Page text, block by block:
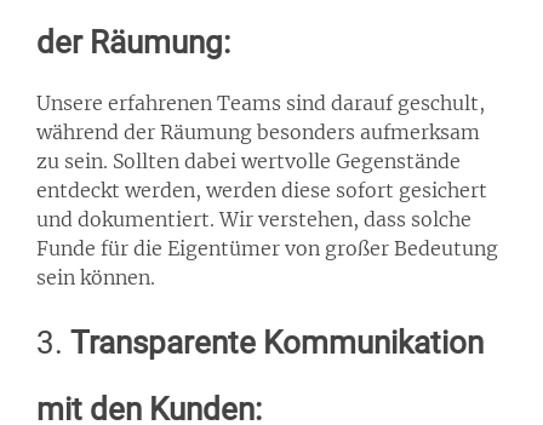
der Räumung:
Unsere erfahrenen Teams sind darauf geschult,
während der Räumung besonders aufmerksam
zu sein. Sollten dabei wertvolle Gegenstände
entdeckt werden, werden diese sofort gesichert
und dokumentiert. Wir verstehen, dass solche
Funde für die Eigentümer von großer Bedeutung
sein können.
3. Transparente Kommunikation
mit den Kunden: